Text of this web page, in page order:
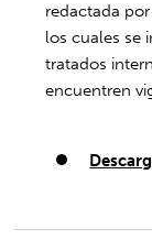
redactada
los cuales se
tratados
encuentren